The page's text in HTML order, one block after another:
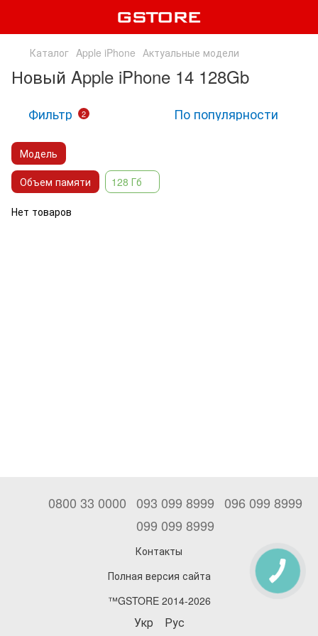
Каталог Apple iPhone Актуальные модели
Новый Apple iPhone 14 128Gb
Фильтр 2 По популярности
Модель
Объем памяти
128 Гб
Нет товаров
0800 33 0000 093 099 8999 096 099 8999
099 099 8999
Контакты
Полная версия сайта
™GSTORE 2014-2026
Укр Рус